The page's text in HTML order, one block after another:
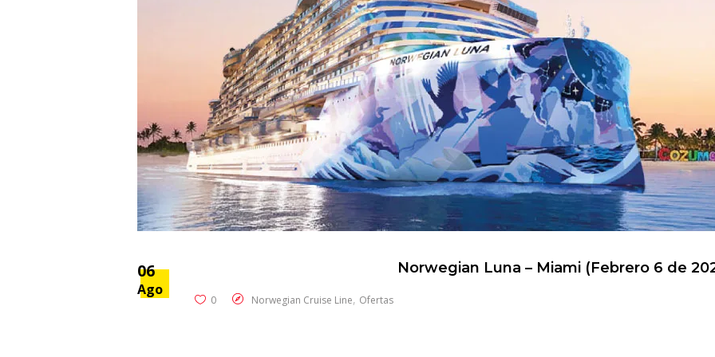
06
Ago
Norwegian Luna – Miami (Febrero 6 de
0 Norwegian Cruise Line, Ofertas